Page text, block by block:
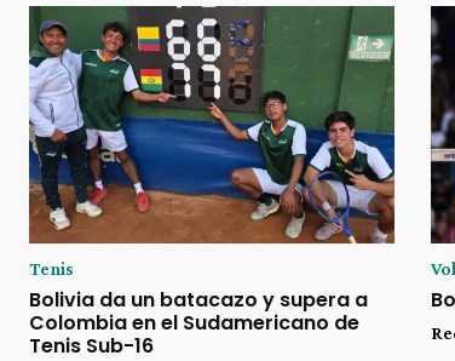
Tenis
Bolivia da un batacazo y supera a
Colombia en el Sudamericano de
Tenis Sub-16